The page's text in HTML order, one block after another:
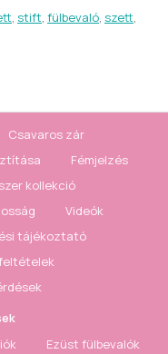
, stift, fülbevaló, szett,
Csavaros zár
Fémjelzés
kollekció
Videók
tájékoztató
Ezüst fülbevalók